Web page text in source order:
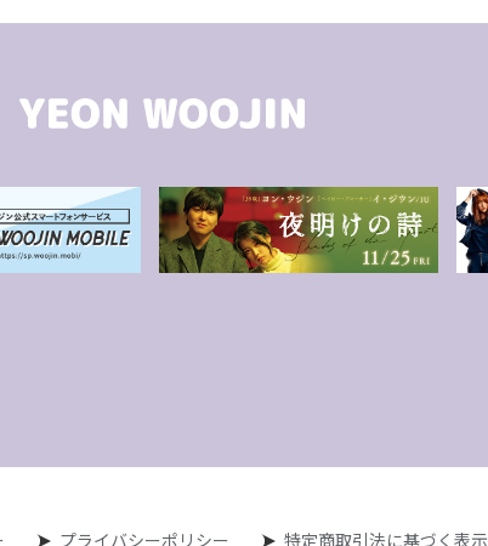
プライバシーポリシー 特定商取引法に基づく表示